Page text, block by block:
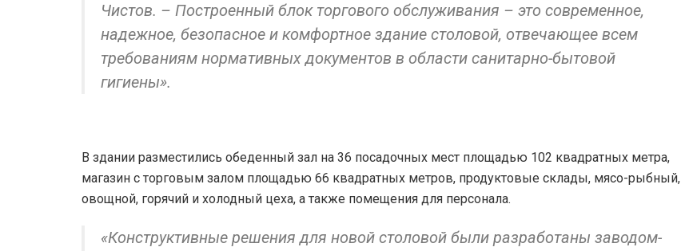
Чистов. – Построенный блок торгового обслуживания – это современное,
надежное, безопасное и комфортное здание столовой, отвечающее всем
требованиям нормативных документов в области санитарно-бытовой
гигиены».
В здании разместились обеденный зал на 36 посадочных мест площадью 102 квадратных метра,
магазин с торговым залом площадью 66 квадратных метров, продуктовые склады, мясо-рыбный,
овощной, горячий и холодный цеха, а также помещения для персонала.
«Конструктивные решения для новой столовой были разработаны заводом-